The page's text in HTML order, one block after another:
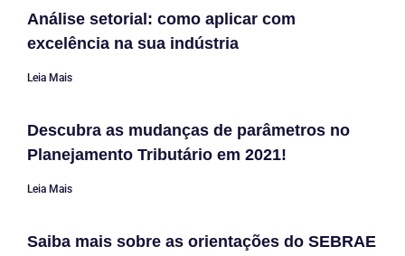
Análise setorial: como aplicar com
excelência na sua indústria
Leia Mais
Descubra as mudanças de parâmetros no
Planejamento Tributário em 2021!
Leia Mais
Saiba mais sobre as orientações do SEBRAE